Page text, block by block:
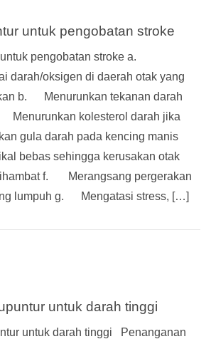
untuk pengobatan stroke
untuk pengobatan stroke a.
darah/oksigen di daerah otak yang
b. Menurunkan tekanan darah
kolesterol darah jika
gula darah pada kencing manis
bebas sehingga kerusakan otak
f. Merangsang pergerakan
lumpuh g. Mengatasi stress, […]
untuk darah tinggi
untuk darah tinggi Penanganan